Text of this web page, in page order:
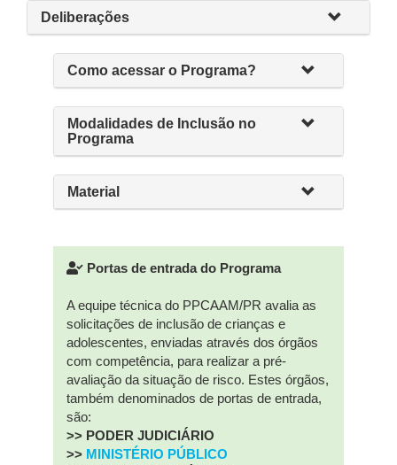
Deliberações
Como acessar o Programa?
Modalidades de Inclusão no
Programa
Material
Portas de entrada do Programa
A equipe técnica do PPCAAM/PR avalia as
solicitações de inclusão de crianças e
adolescentes, enviadas através dos órgãos
com competência, para realizar a pré-
avaliação da situação de risco. Estes órgãos,
também denominados de portas de entrada,
são:
>> PODER JUDICIÁRIO
>> MINISTÉRIO PÚBLICO